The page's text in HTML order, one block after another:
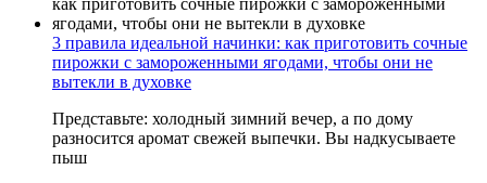
3 правила идеальной начинки: как приготовить сочные
пирожки с замороженными ягодами, чтобы они не
вытекли в духовке
Представьте: холодный зимний вечер, а по дому
разносится аромат свежей выпечки. Вы надкусываете
пыш